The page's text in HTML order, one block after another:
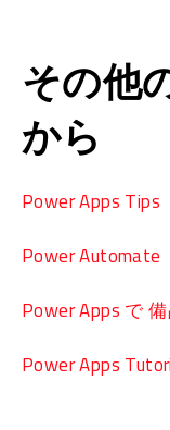
その他
から
Power Apps Tips
Power Automate
Power Apps で
Power Apps